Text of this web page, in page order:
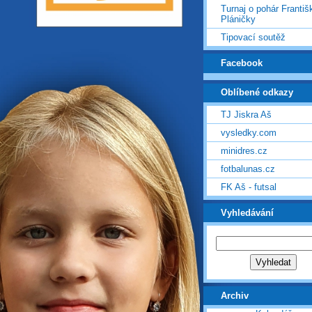
Turnaj o pohár
Pláničky
Tipovací soutěž
Facebook
Oblíbené odkazy
TJ Jiskra Aš
vysledky.com
minidres.cz
fotbalunas.cz
FK Aš - futsal
Vyhledávání
Archiv